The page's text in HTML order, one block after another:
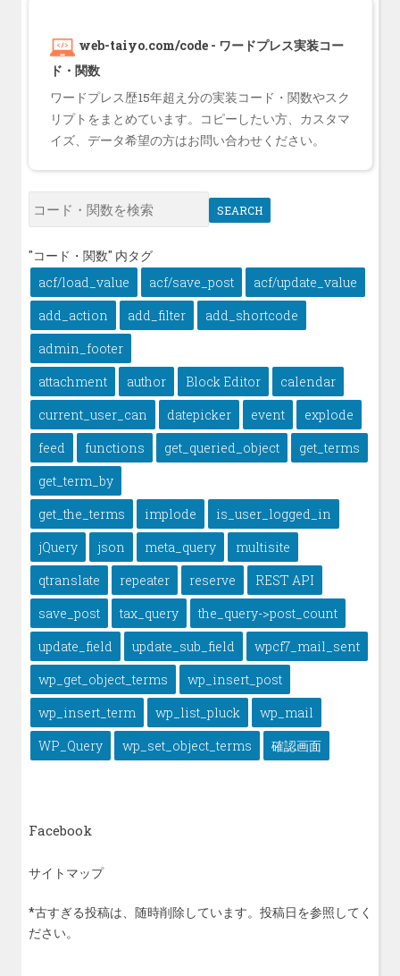
web-taiyo.com/code - ワードプレス実装コー
ド・関数
ワードプレス歴15年超え分の実装コード・関数やスク
リプトをまとめています。コピーしたい方、カスタマ
イズ、データ希望の方はお問い合わせください。
SEARCH
"コード・関数" 内タグ
acf/load_value
acf/save_post
acf/update_value
add_action
add_filter
add_shortcode
admin_footer
attachment
author Block Editor
calendar
current_user_can
datepicker event
explode
feed
functions get_queried_object
get_terms
get_term_by
get_the_terms
implode
is_user_logged_in
jQuery
json meta_query
multisite
qtranslate
repeater reserve
REST API
save_post
tax_query
the_query->post_count
update_field
update_sub_field
wpcf7_mail_sent
wp_get_object_terms
wp_insert_post
wp_insert_term
wp_list_pluck
wp_mail
WP_Query
wp_set_object_terms 確認画面
Facebook
サイトマップ
*古すぎる投稿は、随時削除しています。投稿日を参照してく
ださい。